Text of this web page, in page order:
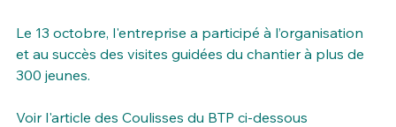
Le 13 octobre, l'entreprise a participé à l’organisation
et au succès des visites guidées du chantier à plus de
300 jeunes.
Voir l'article des Coulisses du BTP ci-dessous